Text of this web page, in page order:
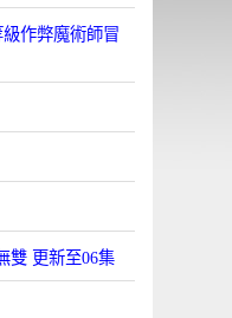
作弊魔術師冒
雙 更新至06集